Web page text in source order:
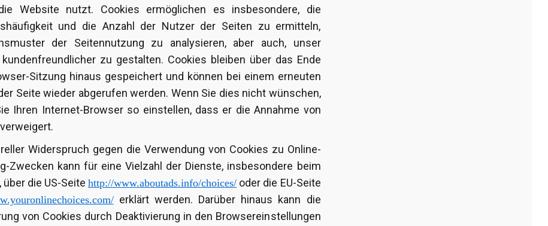
Website nutzt. Cookies ermöglichen es insbesondere, die
und die Anzahl der Nutzer der Seiten zu ermitteln,
der Seitennutzung zu analysieren, aber auch, unser
kundenfreundlicher zu gestalten. Cookies bleiben über das Ende
Sitzung hinaus gespeichert und können bei einem erneuten
Seite wieder abgerufen werden. Wenn Sie dies nicht wünschen,
Ihren Internet-Browser so einstellen, dass er die Annahme von
Widerspruch gegen die Verwendung von Cookies zu Online-
Zwecken kann für eine Vielzahl der Dienste, insbesondere beim
über die US-Seitehttp://www.aboutads.info/choices/ oder die EU-Seite
erklärt werden. Darüber hinaus kann die
von Cookies durch Deaktivierung in den Browsereinstellungen